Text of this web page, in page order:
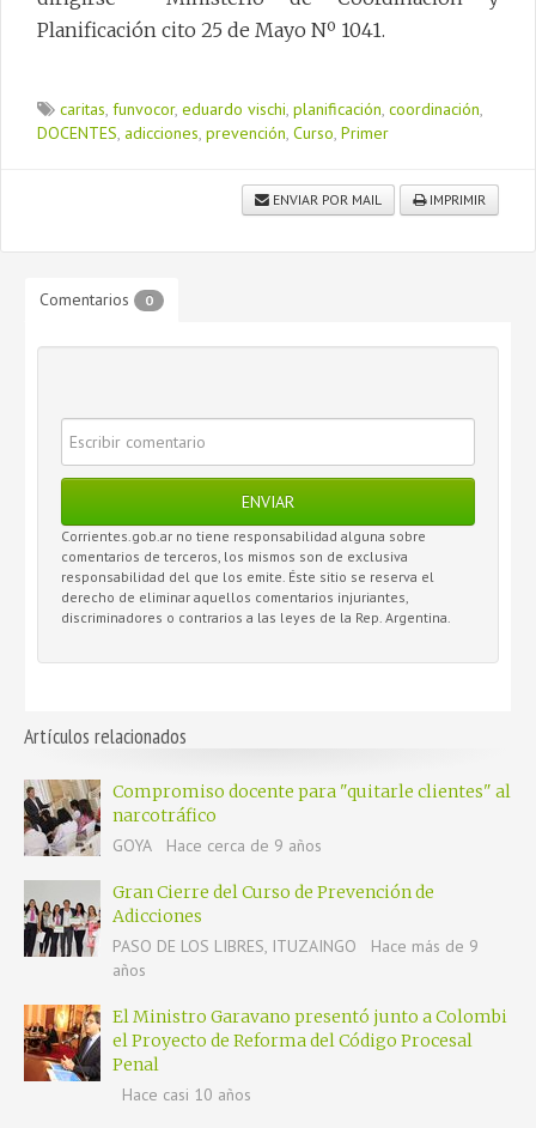
Planificación cito 25 de Mayo Nº 1041.
caritas, funvocor, eduardo vischi, planificación, coordinación,
DOCENTES, adicciones, prevención, Curso, Primer
ENVIAR POR MAIL IMPRIMIR
Comentarios 0
ENVIAR
Corrientes.gob.ar no tiene responsabilidad alguna sobre
comentarios de terceros, los mismos son de exclusiva
responsabilidad del que los emite. Éste sitio se reserva el
derecho de eliminar aquellos comentarios injuriantes,
discriminadores o contrarios a las leyes de la Rep. Argentina.
Artículos relacionados
Compromiso docente para "quitarle clientes" al
narcotráfico
GOYA
Hace cerca de 9 años
Gran Cierre del Curso de Prevención de
Adicciones
PASO DE LOS LIBRES, ITUZAINGO
Hace más de 9
años
El Ministro Garavano presentó junto a Colombi
el Proyecto de Reforma del Código Procesal
Penal
Hace casi 10 años